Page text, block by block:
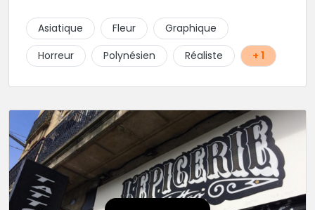
Asiatique
Fleur
Graphique
Horreur
Polynésien Réaliste + 1